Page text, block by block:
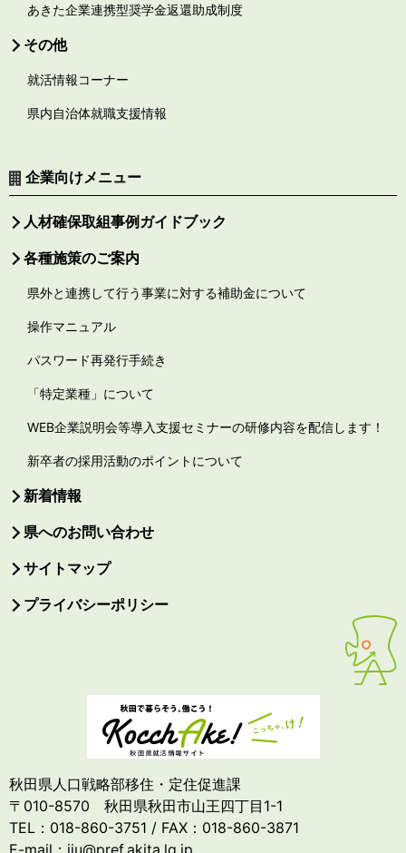
あきた企業連携型奨学金返還助成制度
その他
就活情報コーナー
県内自治体就職支援情報
企業向けメニュー
人材確保取組事例ガイドブック
各種施策のご案内
県外と連携して行う事業に対する補助金について
操作マニュアル
パスワード再発行手続き
「特定業種」について
WEB企業説明会等導入支援セミナーの研修内容を配信します！
新卒者の採用活動のポイントについて
新着情報
県へのお問い合わせ
サイトマップ
プライバシーポリシー
秋田県人口戦略部移住・定住促進課
〒010-8570 秋田県秋田市山王四丁目1-1
TEL：018-860-3751 / FAX：018-860-3871
E-mail：iju@pref.akita.lg.jp